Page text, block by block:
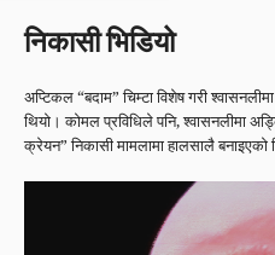
निकासी भिडियो
अप्टिकल “बदाम” चिम्टा विशेष गरी
थियो। कोमल प्रविधिले पनि, श्वासनलीमा
क्रेयन” निकासी मामलामा हालसालै बनाइएको